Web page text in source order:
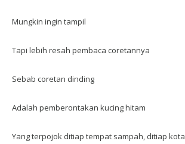
Mungkin ingin tampil
Tapi lebih resah pembaca coretannya
Sebab coretan dinding
Adalah pemberontakan kucing hitam
Yang terpojok ditiap tempat sampah, ditiap kota